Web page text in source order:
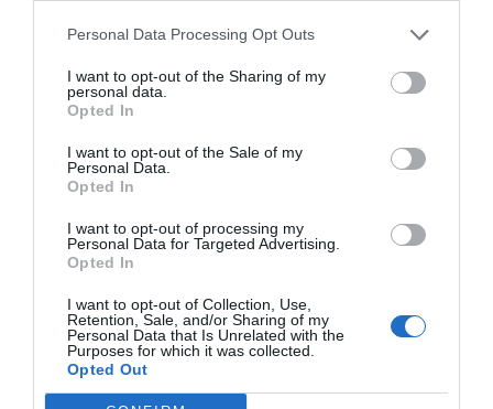
Personal Data Processing Opt Outs
I want to opt-out of the Sharing of my
personal data.
Opted In
I want to opt-out of the Sale of my
Personal Data.
Opted In
I want to opt-out of processing my
Personal Data for Targeted Advertising.
Opted In
I want to opt-out of Collection, Use,
Retention, Sale, and/or Sharing of my
Personal Data that Is Unrelated with the
Purposes for which it was collected.
Opted Out